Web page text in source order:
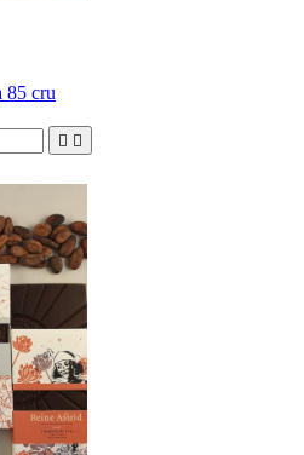
85 cru
 